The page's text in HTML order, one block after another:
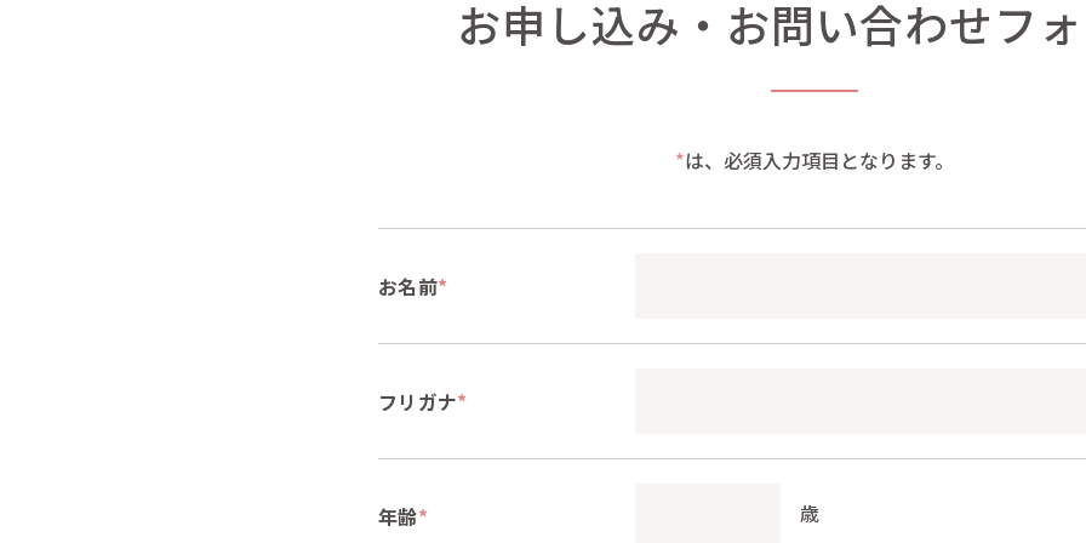
お申し込み・ お問い合わせフ
*は、必須入力項目となります。
お名前*
フリガナ*
年齢* 歳